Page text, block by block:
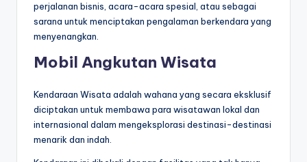
perjalanan bisnis, acara-acara spesial, atau sebagai
sarana untuk menciptakan pengalaman berkendara yang
menyenangkan.
Mobil Angkutan Wisata
Kendaraan Wisata adalah wahana yang secara eksklusif
diciptakan untuk membawa para wisatawan lokal dan
internasional dalam mengeksplorasi destinasi-destinasi
menarik dan indah.